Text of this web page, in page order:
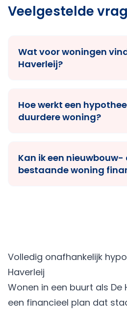
Veelgestelde
Wat voor woningen
Haverleij?
Hoe werkt een
duurdere woning?
Kan ik een nieuwbouw-
bestaande woning
Volledig onafhankelijk
Haverleij
Wonen in een buurt als
een financieel plan dat